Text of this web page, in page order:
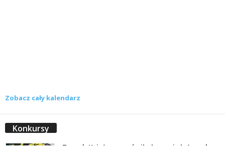
Zobacz cały kalendarz
Konkursy
Zamek Książ przemówił głosami służących.